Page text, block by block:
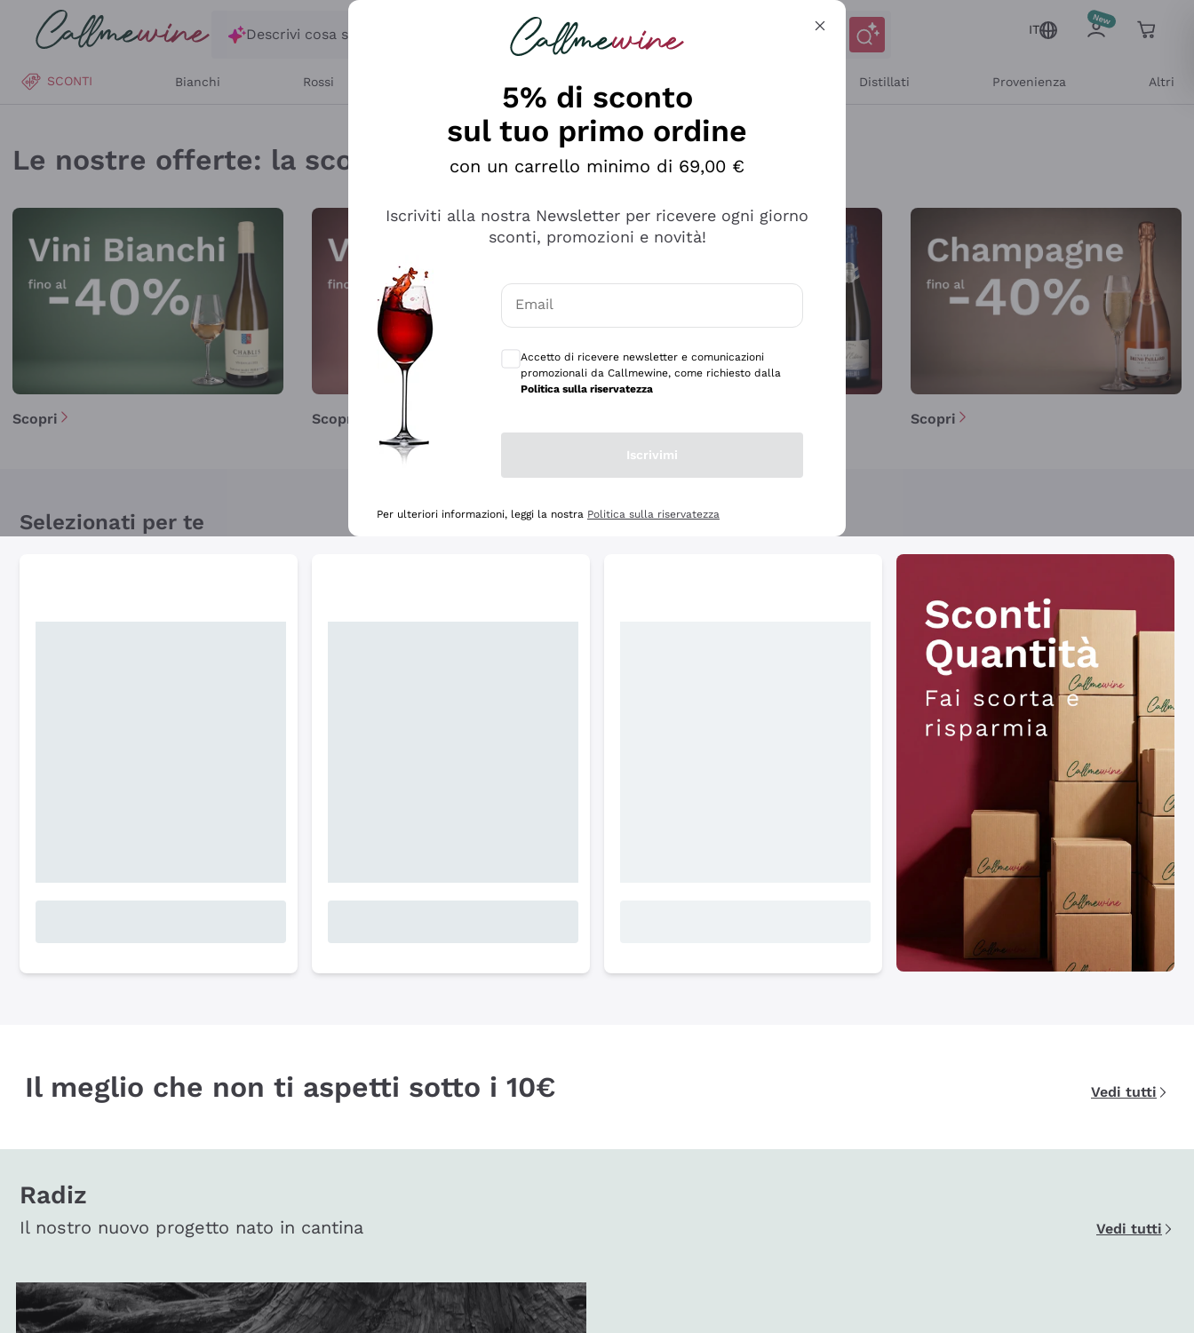
Salta al contenuto principale
Descrivi cosa stai cercando
IT
SCONTI Bianchi Rossi Distillati Provenienza Altri
Callmewine: Vendita Vino Online, Enoteca e Shop Online
Le nostre offerte: la scorta perfetta inizia da qui!
Scopri Scopri Scopri
Selezionati per te
Il meglio che non ti aspetti sotto i 10€ Vedi tutti
Radiz
Il nostro nuovo progetto nato in cantina Vedi tutti
5% di sconto
sul tuo primo ordine
con un carrello minimo di 69,00 €
Iscriviti alla nostra Newsletter per ricevere ogni giorno
sconti, promozioni e novità!
Email
Consensi opzionali per ricevere comunicazioni e offerte personalizzate
Accetto di ricevere newsletter e comunicazioni
promozionali da Callmewine, come richiesto dalla
Politica sulla riservatezza
Iscrivimi
Per ulteriori informazioni, leggi la nostra Politica sulla riservatezza